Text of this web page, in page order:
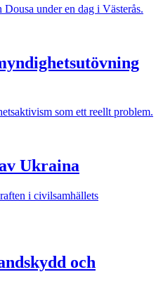
under en dag i Västerås.
som ett reellt problem.
Ukraina
i civilsamhällets
och